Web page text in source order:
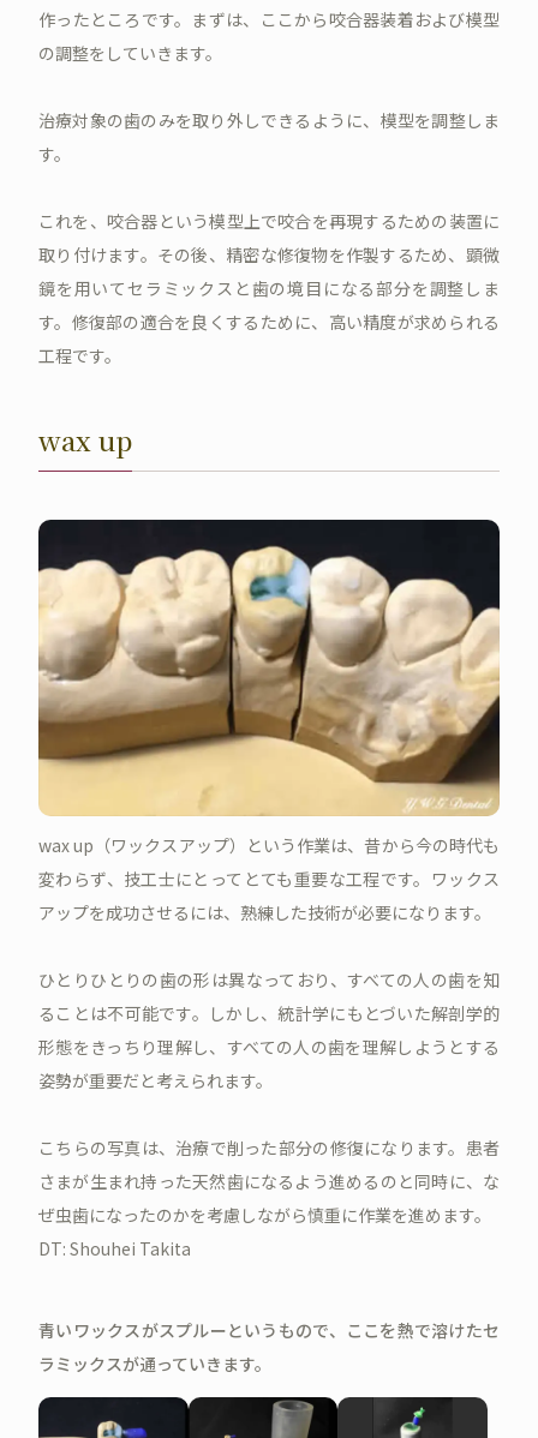
作ったところです。まずは、ここから咬合器装着および模型
の調整をしていきます。
治療対象の歯のみを取り外しできるように、模型を調整しま
す。
これを、咬合器という模型上で咬合を再現するための装置に
取り付けます。その後、精密な修復物を作製するため、顕微
鏡を用いてセラミックスと歯の境目になる部分を調整しま
す。修復部の適合を良くするために、高い精度が求められる
工程です。
wax up
wax up（ワックスアップ）という作業は、昔から今の時代も
変わらず、技工士にとってとても重要な工程です。ワックス
アップを成功させるには、熟練した技術が必要になります。
ひとりひとりの歯の形は異なっており、すべての人の歯を知
ることは不可能です。しかし、統計学にもとづいた解剖学的
形態をきっちり理解し、すべての人の歯を理解しようとする
姿勢が重要だと考えられます。
こちらの写真は、治療で削った部分の修復になります。患者
さまが生まれ持った天然歯になるよう進めるのと同時に、な
ぜ虫歯になったのかを考慮しながら慎重に作業を進めます。
DT: Shouhei Takita
青いワックスがスプルーというもので、ここを熱で溶けたセ
ラミックスが通っていきます。